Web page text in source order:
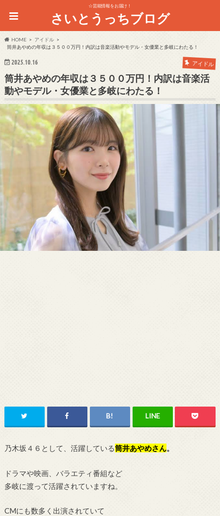
☆芸能情報をお届け！
さいとうっちブログ
HOME
アイドル
筒井あやめの年収は３５００万円！内訳は音楽活動やモデル・女優業と多岐にわたる！
2025.10.16 アイドル
筒井あやめの年収は３５００万円！内訳は音楽活
動やモデル・女優業と多岐にわたる！
乃木坂４６として、活躍している筒井あやめさん。
ドラマや映画、バラエティ番組など
多岐に渡って活躍されていますね。
CMにも数多く出演されていて